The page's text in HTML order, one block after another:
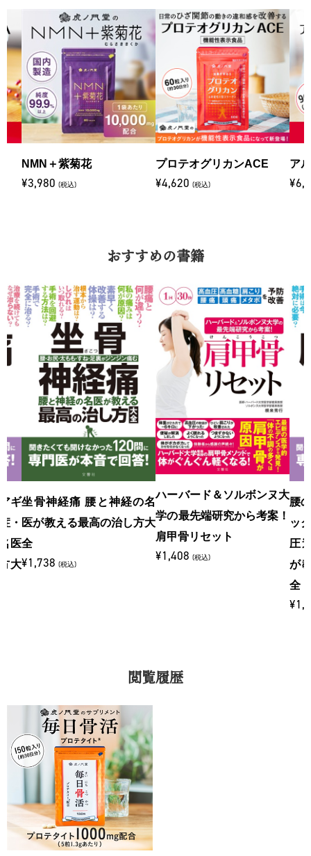
NMN＋紫菊花
¥3,980(税込)
プロテオグリカンACE
¥4,620(税込)
ア
おすすめの書籍
ギ
・
医
大
坐骨神経痛 腰と神経の名
医が教える最高の治し方大
全
¥1,738(税込)
ハーバード＆ソルボンヌ大
学の最先端研究から考案！
肩甲骨リセット
¥1,408(税込)
腰
ッ
圧
が
全
閲覧履歴